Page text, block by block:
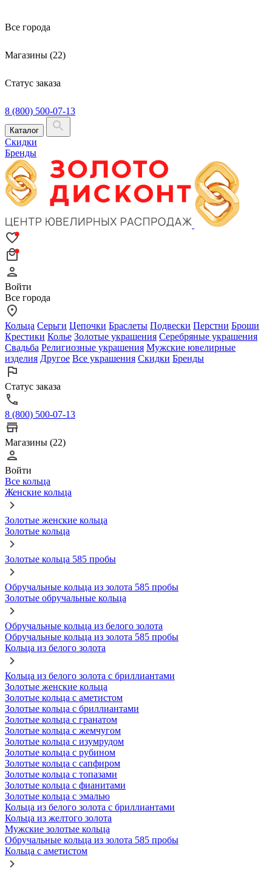
Все города
Магазины (22)
Статус заказа
8 (800) 500-07-13
Каталог
Скидки
Бренды
Войти
Все города
Кольца Серьги Цепочки Браслеты Подвески Перстни Броши
Крестики Колье Золотые украшения Серебряные украшения
Свадьба Религиозные украшения Мужские ювелирные
изделия Другое Все украшения Скидки Бренды
Статус заказа
8 (800) 500-07-13
Магазины (22)
Войти
Все кольца
Женские кольца
Золотые женские кольца
Золотые кольца
Золотые кольца 585 пробы
Обручальные кольца из золота 585 пробы
Золотые обручальные кольца
Обручальные кольца из белого золота
Обручальные кольца из золота 585 пробы
Кольца из белого золота
Кольца из белого золота с бриллиантами
Золотые женские кольца
Золотые кольца с аметистом
Золотые кольца с бриллиантами
Золотые кольца с гранатом
Золотые кольца с жемчугом
Золотые кольца с изумрудом
Золотые кольца с рубином
Золотые кольца с сапфиром
Золотые кольца с топазами
Золотые кольца с фианитами
Золотые кольца с эмалью
Кольца из белого золота с бриллиантами
Кольца из желтого золота
Мужские золотые кольца
Обручальные кольца из золота 585 пробы
Кольца с аметистом